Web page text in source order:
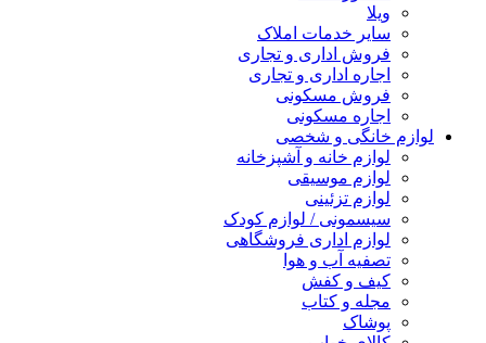
ویلا
سایر خدمات املاک
فروش اداری و تجاری
اجاره اداری و تجاری
فروش مسکونی
اجاره مسکونی
لوازم خانگی و شخصی
لوازم خانه و آشپزخانه
لوازم موسیقی
لوازم تزئینی
سیسمونی / لوازم کودک
لوازم اداری فروشگاهی
تصفیه آب و هوا
کیف و کفش
مجله و کتاب
پوشاک